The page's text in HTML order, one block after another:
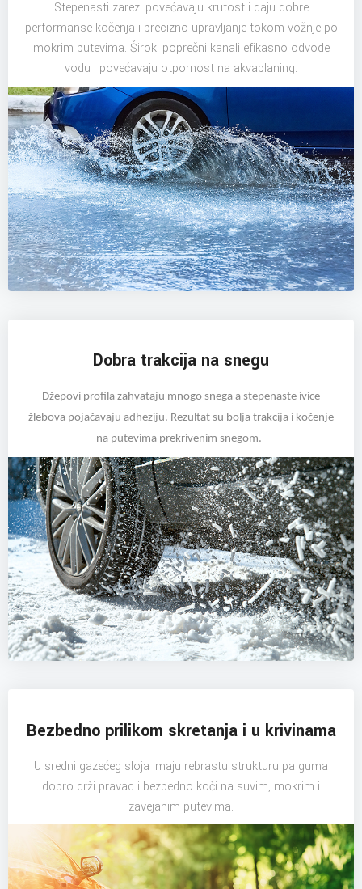
Stepenasti zarezi povećavaju krutost i daju dobre
performanse kočenja i precizno upravljanje tokom vožnje po
mokrim putevima. Široki poprečni kanali efikasno odvode
vodu i povećavaju otpornost na akvaplaning.
Dobra trakcija na snegu
Džepovi profila zahvataju mnogo snega a stepenaste ivice
žlebova pojačavaju adheziju. Rezultat su bolja trakcija i kočenje
na putevima prekrivenim snegom.
Bezbedno prilikom skretanja i u krivinama
U sredni gazećeg sloja imaju rebrastu strukturu pa guma
dobro drži pravac i bezbedno koči na suvim, mokrim i
zavejanim putevima.